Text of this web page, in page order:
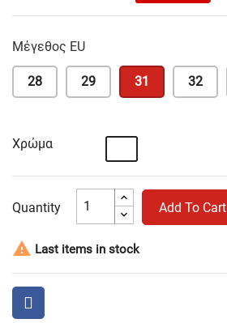
Μέγεθος EU
28 29 31 32
Χρώμα
Quantity Add To Cart
 Last items in stock